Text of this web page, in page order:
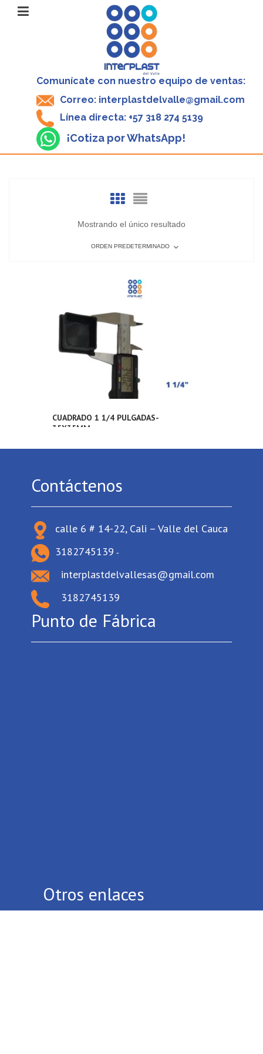
Comunícate con nuestro equipo de ventas:
Correo: interplastdelvalle@gmail.com
Línea directa: +57 318 274 5139
¡Cotiza por WhatsApp!
Mostrando el único resultado
ORDEN PREDETERMINADO
CUADRADO 1 1/4 PULGADAS-
35X35MM
Contáctenos
calle 6 # 14-22, Cali – Valle del Cauca
3182745139 -
interplastdelvallesas@gmail.com
3182745139
Punto de Fábrica
Otros enlaces